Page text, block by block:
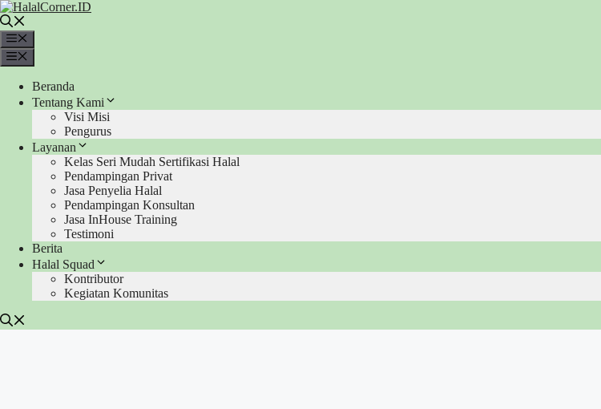
Langsung
ke
isi
Beranda
Tentang Kami
Visi Misi
Pengurus
Layanan
Kelas Seri Mudah Sertifikasi Halal
Pendampingan Privat
Jasa Penyelia Halal
Pendampingan Konsultan
Jasa InHouse Training
Testimoni
Berita
Halal Squad
Kontributor
Kegiatan Komunitas